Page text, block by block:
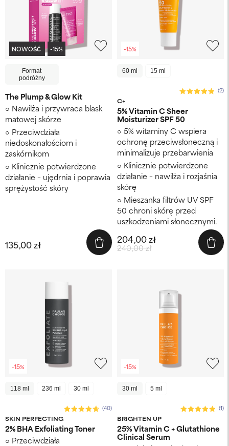
NOWOŚĆ -15%
Format
podróżny
The Plump & Glow Kit
Nawilża i przywraca blask
matowej skórze
Przeciwdziała
niedoskonałościom i
zaskórnikom
Klinicznie potwierdzone
działanie – ujędrnia i poprawia
sprężystość skóry
135,00 zł
-15%
60 ml 15 ml
C+
(2)
5% Vitamin C Sheer
Moisturizer SPF 50
5% witaminy C wspiera
ochronę przeciwsłoneczną i
minimalizuje przebarwienia
Klinicznie potwierdzone
działanie – nawilża i rozjaśnia
skórę
Mieszanka filtrów UV SPF
50 chroni skórę przed
uszkodzeniami słonecznymi.
240,00 zł
204,00 zł
-15%
118 ml 236 ml 30 ml
SKIN PERFECTING
(40)
2% BHA Exfoliating Toner
Przeciwdziała
-15%
30 ml 5 ml
BRIGHTEN UP
(1)
25% Vitamin C + Glutathione
Clinical Serum